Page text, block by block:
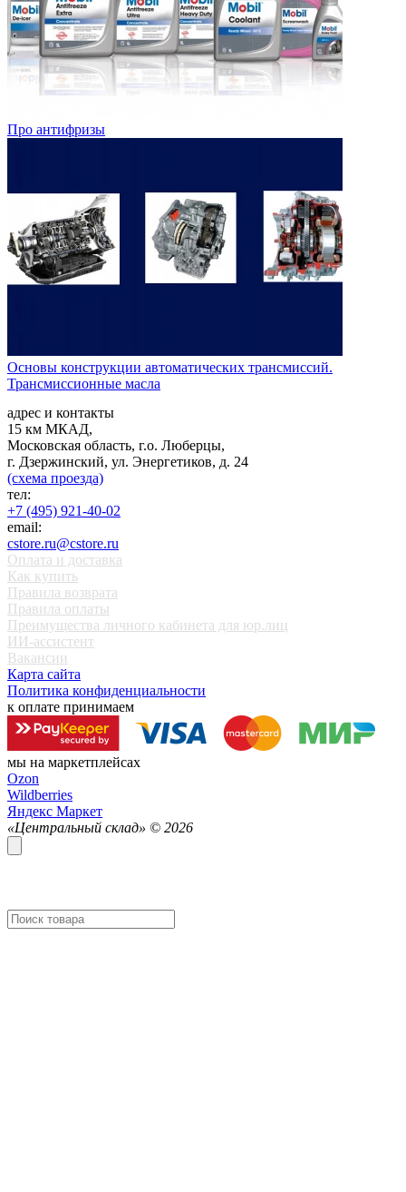
Про антифризы
Основы конструкции автоматических трансмиссий.
Трансмиссионные масла
адрес и контакты
15 км МКАД,
Московская область, г.о. Люберцы,
г. Дзержинский, ул. Энергетиков, д. 24
(схема проезда)
тел:
+7 (495) 921-40-02
email:
cstore.ru@cstore.ru
Оплата и доставка
Как купить
Правила возврата
Правила оплаты
Преимущества личного кабинета для юр.лиц
ИИ-ассистент
Вакансии
Карта сайта
Политика конфиденциальности
к оплате принимаем
мы на маркетплейсах
Ozon
Wildberries
Яндекс Маркет
«Центральный склад» © 2026